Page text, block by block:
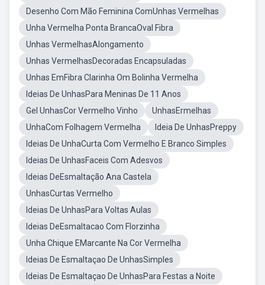
Desenho Com Mão Feminina ComUnhas Vermelhas
Unha Vermelha Ponta BrancaOval Fibra
Unhas VermelhasAlongamento
Unhas VermelhasDecoradas Encapsuladas
Unhas EmFibra Clarinha Om Bolinha Vermelha
Ideias De UnhasPara Meninas De 11 Anos
Gel UnhasCor Vermelho Vinho
UnhasErmelhas
UnhaCom Folhagem Vermelha
Ideia De UnhasPreppy
Ideias De UnhaCurta Com Vermelho E Branco Simples
Ideias De UnhasFaceis Com Adesvos
Ideias DeEsmaltação Ana Castela
UnhasCurtas Vermelho
Ideias De UnhasPara Voltas Aulas
Ideias DeEsmaltacao Com Florzinha
Unha Chique EMarcante Na Cor Vermelha
Ideias De Esmaltaçao De UnhasSimples
Ideias De Esmaltaçao De UnhasPara Festas a Noite